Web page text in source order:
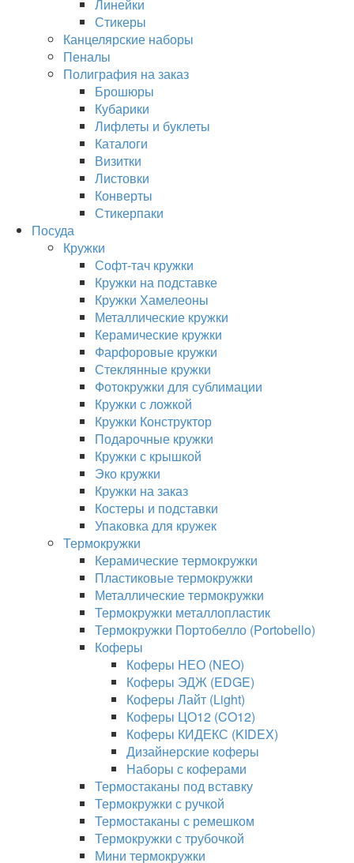
Линейки
Стикеры
Канцелярские наборы
Пеналы
Полиграфия на заказ
Брошюры
Кубарики
Лифлеты и буклеты
Каталоги
Визитки
Листовки
Конверты
Стикерпаки
Посуда
Кружки
Софт-тач кружки
Кружки на подставке
Кружки Хамелеоны
Металлические кружки
Керамические кружки
Фарфоровые кружки
Стеклянные кружки
Фотокружки для сублимации
Кружки с ложкой
Кружки Конструктор
Подарочные кружки
Кружки с крышкой
Эко кружки
Кружки на заказ
Костеры и подставки
Упаковка для кружек
Термокружки
Керамические термокружки
Пластиковые термокружки
Металлические термокружки
Термокружки металлопластик
Термокружки Портобелло (Portobello)
Коферы
Коферы НЕО (NEO)
Коферы ЭДЖ (EDGE)
Коферы Лайт (Light)
Коферы ЦО12 (CO12)
Коферы КИДЕКС (KIDEX)
Дизайнерские коферы
Наборы с коферами
Термостаканы под вставку
Термокружки с ручкой
Термостаканы с ремешком
Термокружки с трубочкой
Мини термокружки